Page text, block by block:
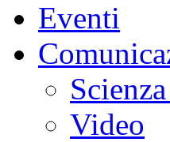
Eventi
Video